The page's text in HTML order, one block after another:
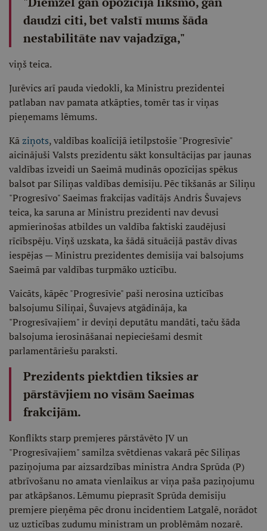
daudzi citi, bet valstī mums šāda
nestabilitāte nav vajadzīga,"
viņš teica.
Jurēvics arī pauda viedokli, ka Ministru prezidentei
patlaban nav pamata atkāpties, tomēr tas ir viņas
pieņemams lēmums.
Kāziņots, valdības koalīcijā ietilpstošie "Progresīvie"
aicinājuši Valsts prezidentu sākt konsultācijas par jaunas
valdības izveidi un Saeimā mudinās opozīcijas spēkus
balsot par Siliņas valdības demisiju. Pēc tikšanās ar Siliņu
"Progresīvo" Saeimas frakcijas vadītājs Andris Šuvajevs
teica, ka saruna ar Ministru prezidenti nav devusi
apmierinošas atbildes un valdība faktiski zaudējusi
rīcībspēju. Viņš uzskata, ka šādā situācijā pastāv divas
iespējas — Ministru prezidentes demisija vai balsojums
Saeimā par valdības turpmāko uzticību.
Vaicāts, kāpēc "Progresīvie" paši nerosina uzticības
balsojumu Siliņai, Šuvajevs atgādināja, ka
"Progresīvajiem" ir deviņi deputātu mandāti, taču šāda
balsojuma ierosināšanai nepieciešami desmit
parlamentāriešu paraksti.
Prezidents piektdien tiksies ar
pārstāvjiem no visām Saeimas
frakcijām.
Konflikts starp premjeres pārstāvēto JV un
"Progresīvajiem" samilza svētdienas vakarā pēc Siliņas
paziņojuma par aizsardzības ministra Andra Sprūda (P)
atbrīvošanu no amata vienlaikus ar viņa paša paziņojumu
par atkāpšanos. Lēmumu pieprasīt Sprūda demisiju
premjere pieņēma pēc dronu incidentiem Latgalē, norādot
uz uzticības zudumu ministram un problēmām nozarē.